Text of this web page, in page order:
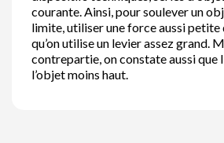
courante. Ainsi, pour soulever un
limite, utiliser une force aussi petite
qu’on utilise un levier assez grand.
contrepartie, on constate aussi que
l’objet moins haut.